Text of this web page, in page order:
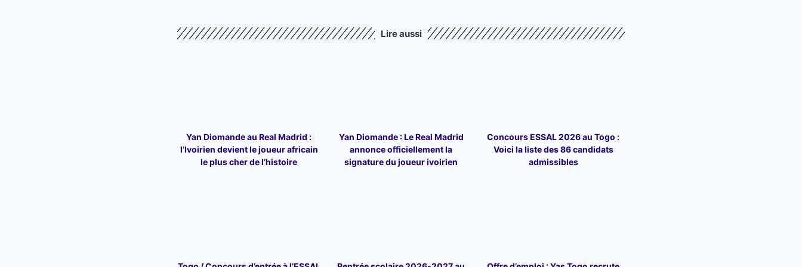
Lire aussi
Yan Diomande au Real Madrid :
l’Ivoirien devient le joueur africain
le plus cher de l’histoire
Yan Diomande : Le Real Madrid
annonce officiellement la
signature du joueur ivoirien
Concours ESSAL 2026 au Togo :
Voici la liste des 86 candidats
admissibles